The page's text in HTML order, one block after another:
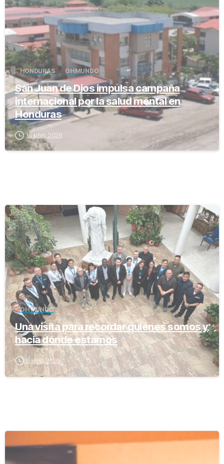
HONDURAS OH MUNDO
San Juan de Dios impulsa campaña
internacional por la salud mental en
Honduras
16 junio, 2026
-
OH MUNDO
Una visita para recordar quiénes somos y
hacia dónde estamos
8 junio, 2026